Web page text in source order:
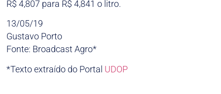
R$ 4,807 para R$ 4,841 o litro.
13/05/19
Gustavo Porto
Fonte: Broadcast Agro*
*Texto extraído do Portal UDOP